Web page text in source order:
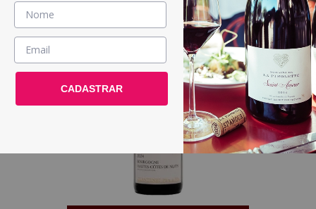
Vinhos >
País / Região >
Le Club >
40
CADASTRAR